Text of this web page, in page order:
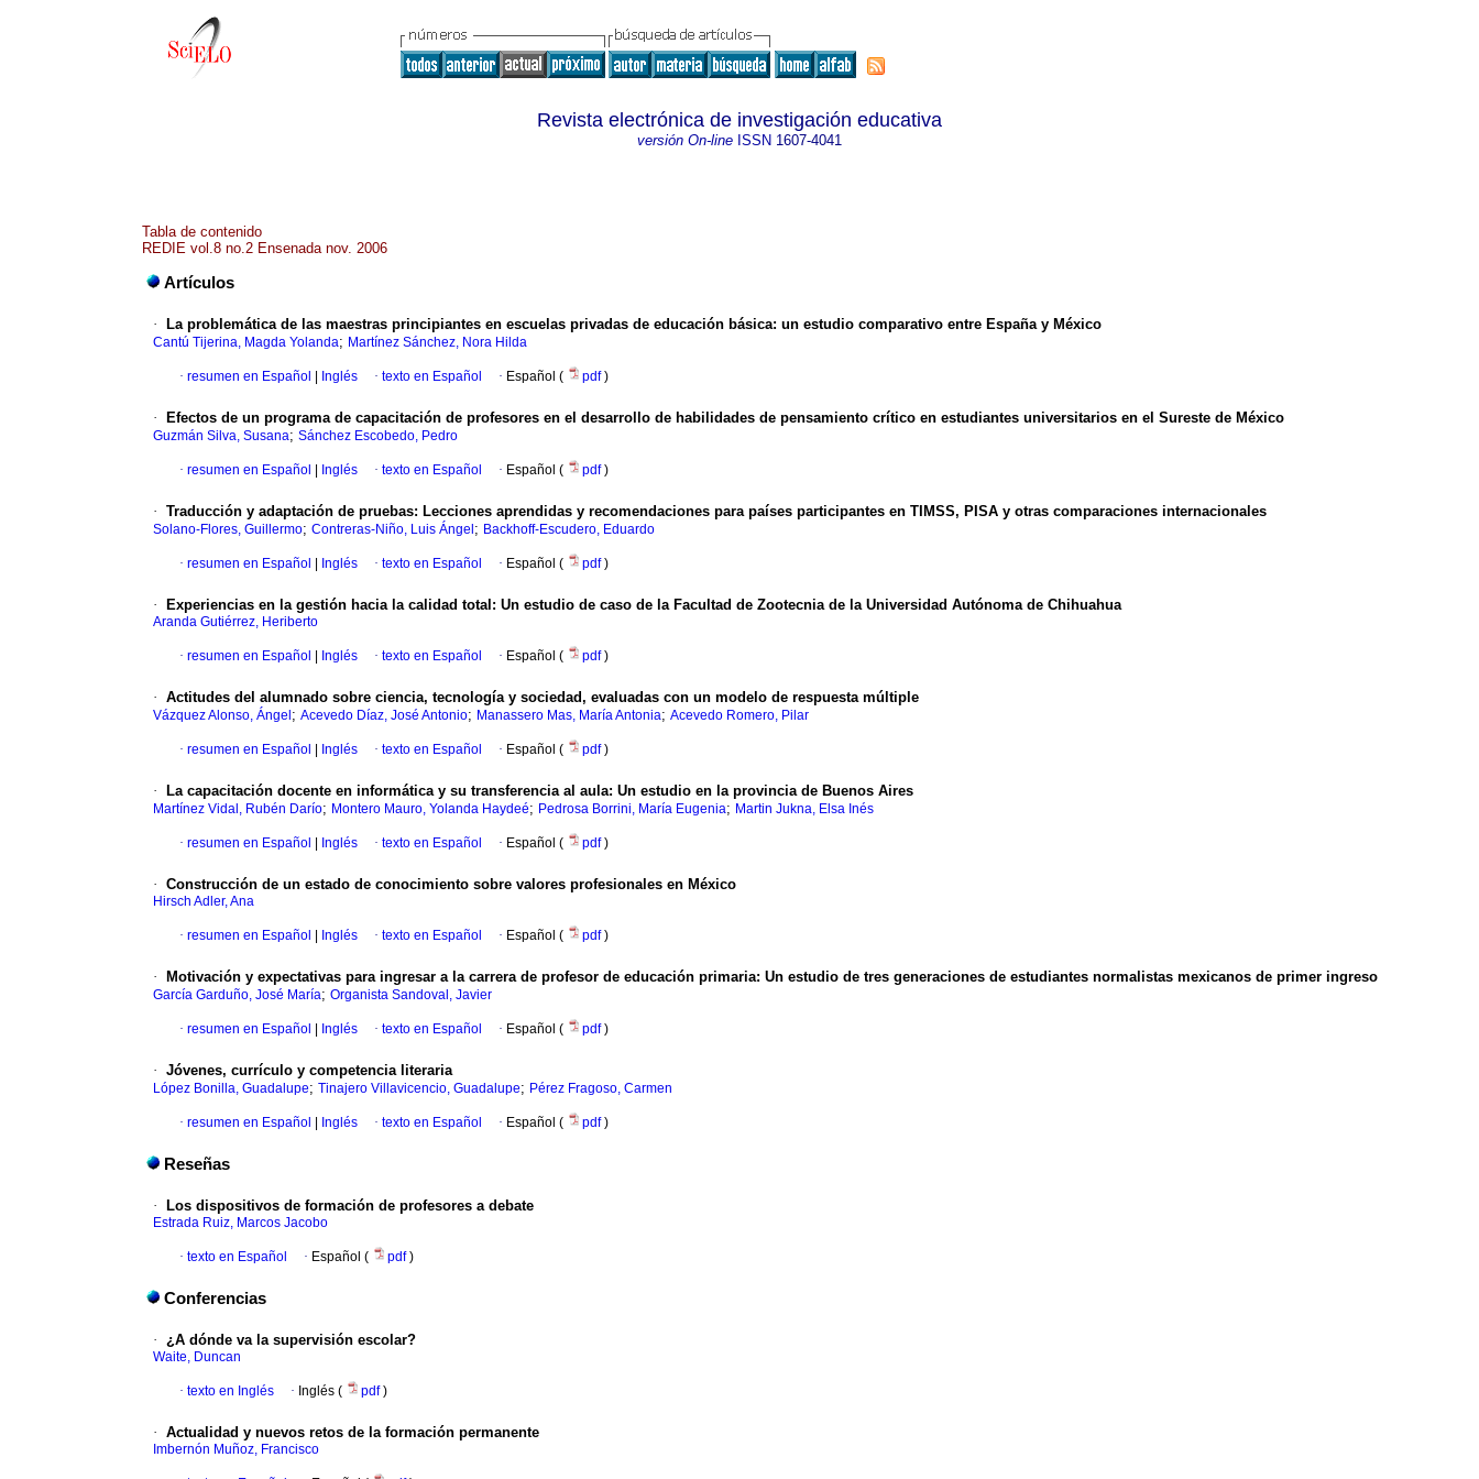
Revista electrónica de investigación educativa
versión On-line ISSN 1607-4041
Tabla de contenido
REDIE vol.8 no.2 Ensenada nov. 2006
Artículos
· La problemática de las maestras principiantes en escuelas privadas de educación básica: un estudio comparativo entre España y México
Cantú Tijerina, Magda Yolanda; Martínez Sánchez, Nora Hilda
· resumen en Español Inglés · texto en Español · Español ( pdf)
· Efectos de un programa de capacitación de profesores en el desarrollo de habilidades de pensamiento crítico en estudiantes universitarios en el Sureste de México
Guzmán Silva, Susana; Sánchez Escobedo, Pedro
· resumen en Español Inglés · texto en Español · Español ( pdf)
· Traducción y adaptación de pruebas: Lecciones aprendidas y recomendaciones para países participantes en TIMSS, PISA y otras comparaciones internacionales
Solano-Flores, Guillermo; Contreras-Niño, Luis Ángel ; Backhoff-Escudero, Eduardo
· resumen en Español Inglés · texto en Español · Español ( pdf)
· Experiencias en la gestión hacia la calidad total : Un estudio de caso de la Facultad de Zootecnia de la Universidad Autónoma de Chihuahua
Aranda Gutiérrez, Heriberto
· resumen en Español Inglés · texto en Español · Español ( pdf)
· Actitudes del alumnado sobre ciencia, tecnología y sociedad, evaluadas con un modelo de respuesta múltiple
Vázquez Alonso, Ángel ; Acevedo Díaz, José Antonio; Manassero Mas, María Antonia; Acevedo Romero, Pilar
· resumen en Español Inglés · texto en Español · Español ( pdf)
· La capacitación docente en informática y su transferencia al aula: Un estudio en la provincia de Buenos Aires
Martínez Vidal, Rubén Darío; Montero Mauro, Yolanda Haydeé; Pedrosa Borrini, María Eugenia; Martin Jukna, Elsa Inés
· resumen en Español Inglés · texto en Español · Español ( pdf)
· Construcción de un estado de conocimiento sobre valores profesionales en México
Hirsch Adler, Ana
· resumen en Español Inglés · texto en Español · Español ( pdf)
· Motivación y expectativas para ingresar a la carrera de profesor de educación primaria: Un estudio de tres generaciones de estudiantes normalistas mexicanos de primer ingreso
García Garduño, José María; Organista Sandoval, Javier
· resumen en Español Inglés · texto en Español · Español ( pdf)
· Jóvenes, currículo y competencia literaria
López Bonilla, Guadalupe; Tinajero Villavicencio, Guadalupe; Pérez Fragoso, Carmen
· resumen en Español Inglés · texto en Español · Español ( pdf)
Reseñas
· Los dispositivos de formación de profesores a debate
Estrada Ruiz, Marcos Jacobo
· texto en Español · Español ( pdf)
Conferencias
· ¿A dónde va la supervisión escolar?
Waite, Duncan
· texto en Inglés · Inglés ( pdf)
· Actualidad y nuevos retos de la formación permanente
Imbernón Muñoz, Francisco